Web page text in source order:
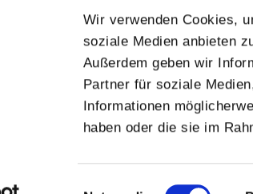
Wir verwenden Cookies,
soziale Medien anbieten
Außerdem geben wir
Partner für soziale
Informationen
haben oder die sie im
Einwilligungsauswahl